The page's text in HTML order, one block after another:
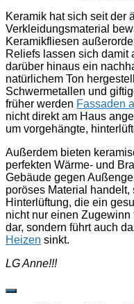
Keramik hat sich seit der
Verkleidungsmaterial
Keramikfliesen
Reliefs lassen sich damit
darüber hinaus ein
natürlichem Ton
Schwermetallen und
früher werden Fassaden
nicht direkt am Haus
um vorgehängte,
Außerdem bieten
perfekten Wärme- und
Gebäude gegen
poröses Material
Hinterlüftung, die ein
nicht nur einen
dar, sondern führt auch
Heizen sinkt.
LG Anne!!!